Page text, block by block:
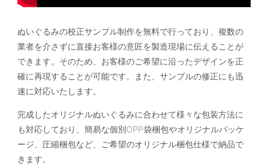
ぬいぐるみの校正サンプル制作を無料で行っており、複数の
業者を介さずに直接お客様の意匠を製造現場に伝えることが
できます。そのため、お客様のご希望に沿ったデザインを正
確に再現することが可能です。また、サンプルの修正にも迅
速に対応いたします。
完成したオリジナルぬいぐるみに合わせて様々な包装方法に
も対応しており、簡易な個別OPP袋梱包やオリジナルパッケ
ージ、圧縮梱包など、ご希望のオリジナル梱包仕様で納品で
きます。